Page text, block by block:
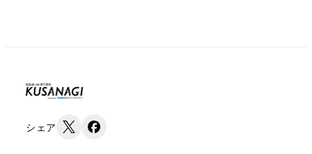
シェア